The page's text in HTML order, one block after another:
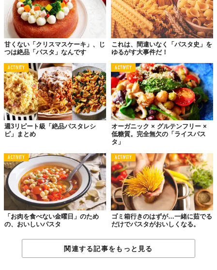
甘くない「クリスマスケーキ」、じ
つは絶品「パスタ」なんです
これは、間違いなく「パスタ史」を
ゆるがす大事件だ！
ACTIVITY
週3リピート級「絶品パスタレシ
ピ」まとめ
ACTIVITY
オーガニック × グルテンフリー ×
低糖質。完全無欠の「ライスパス
タ」
ACTIVITY
「お肉を食べない金曜日」のため
の、おいしいパスタ
ACTIVITY
ゴミ箱行きのはずが…一緒に茹でる
だけでパスタがおいしくなる。
関連する記事をもっと見る